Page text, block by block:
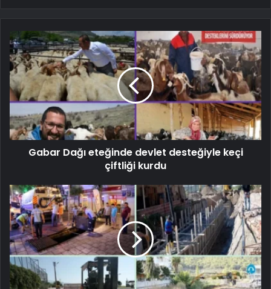
Gabar Dağı eteğinde devlet desteğiyle keçi
çiftliği kurdu